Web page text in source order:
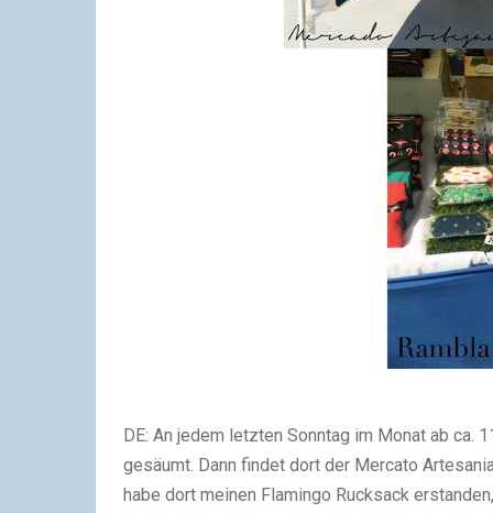
DE: An jedem letzten Sonntag im Monat ab ca.
gesäumt. Dann findet dort der Mercato
habe dort meinen Flamingo Rucksack